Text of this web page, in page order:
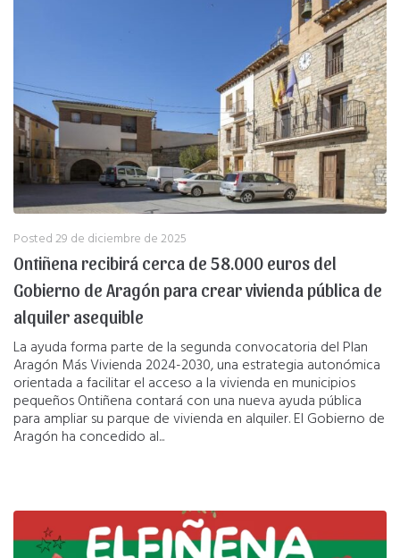
Posted29 de diciembre de 2025
Ontiñena recibirá cerca de 58.000 euros del
Gobierno de Aragón para crear vivienda pública de
alquiler asequible
La ayuda forma parte de la segunda convocatoria del Plan
Aragón Más Vivienda 2024-2030, una estrategia autonómica
orientada a facilitar el acceso a la vivienda en municipios
pequeños Ontiñena contará con una nueva ayuda pública
para ampliar su parque de vivienda en alquiler. El Gobierno de
Aragón ha concedido al...